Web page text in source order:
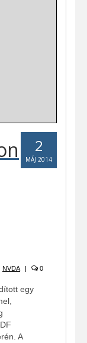
2
MÁJ 2014
NVDA 0
egy
A